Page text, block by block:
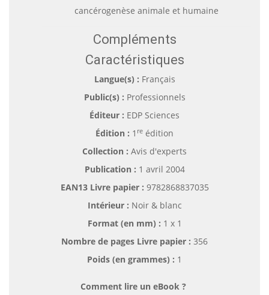
cancérogenèse animale et humaine
Compléments
Caractéristiques
Langue(s) : Français
Public(s) : Professionnels
Éditeur : EDP Sciences
Édition : 1 re édition
Collection : Avis d'experts
Publication : 1 avril 2004
EAN13 Livre papier : 9782868837035
Intérieur : Noir & blanc
Format (en mm) : 1 x 1
Nombre de pages Livre papier : 356
Poids (en grammes) : 1
Comment lire un eBook ?